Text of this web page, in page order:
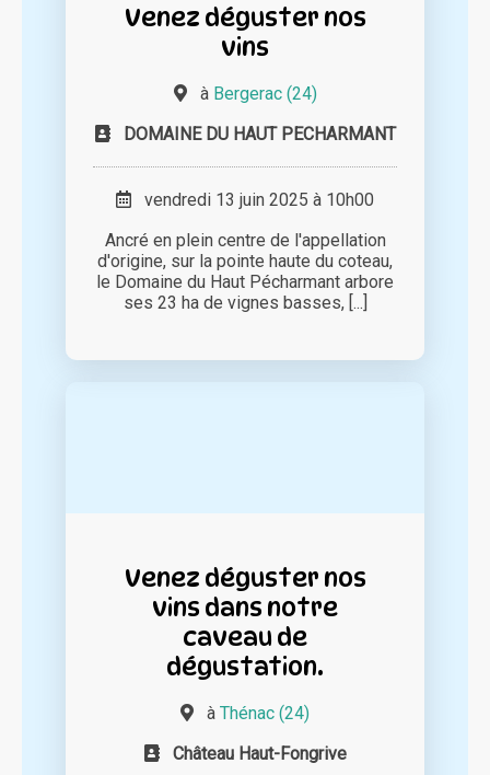
Venez déguster nos
vins
à Bergerac (24)
DOMAINE DU HAUT PECHARMANT
vendredi 13 juin 2025 à 10h00
Ancré en plein centre de l'appellation
d'origine, sur la pointe haute du coteau,
le Domaine du Haut Pécharmant arbore
ses 23 ha de vignes basses, [...]
Venez déguster nos
vins dans notre
caveau de
dégustation.
à Thénac (24)
Château Haut-Fongrive